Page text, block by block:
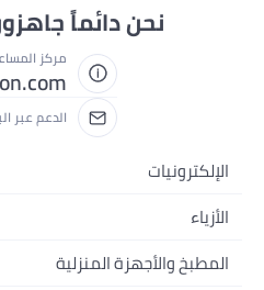
نحن دائماً
مركز
الدعم عبر
الإلكترونيات
الجوالات
اللابتوبات
الأزياء
أزياء نسائية
المطبخ والأجهزة المنزلية